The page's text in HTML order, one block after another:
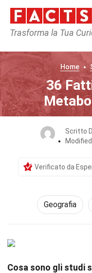
Trasforma la Tua
Home
36
Scritto
Verificato da
Geografia
Cosa sono gli studi